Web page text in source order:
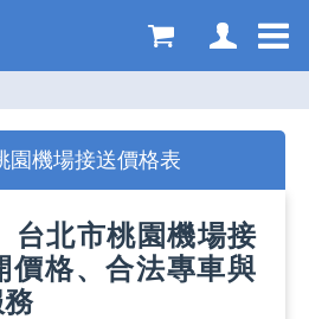
購物車 登入
園機場接送價格表
台北市桃園機場接
價格、合法專車與